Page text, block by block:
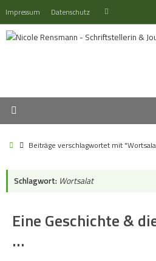
Inhalt
springen
Impressum Datenschutz Suchen
StartBeiträge verschlagwortet mit
Schlagwort: Wortsalat
Eine Geschichte &
…